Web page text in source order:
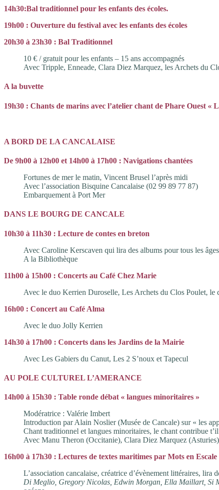
14h30:Bal traditionnel pour les enfants des écoles.
19h00 : Ouverture du festival avec les enfants des écoles
20h30 à 23h30 : Bal Traditionnel
10 € / gratuit pour les enfants – 15 ans accompagnés
Avec Tripple, Enneade, Clara Diez Marquez, les Archets du
A la buvette
19h30 : Chants de marins avec l’atelier chant de Phare Ouest «
A BORD DE LA CANCALAISE
De 9h00 à 12h00 et 14h00 à 17h00 : Navigations chantées
Fortunes de mer le matin, Vincent Brusel l’après midi
Avec l’association Bisquine Cancalaise (02 99 89 77 87)
Embarquement à Port Mer
DANS LE BOURG DE CANCALE
10h30 à 11h30 : Lecture de contes en breton
Avec Caroline Kerscaven qui lira des albums pour tous les
A la Bibliothèque
11h00 à 15h00 : Concerts au Café Chez Marie
Avec le duo Kerrien Duroselle, Les Archets du Clos Poulet,
16h00 : Concert au Café Alma
Avec le duo Jolly Kerrien
14h30 à 17h00 : Concerts dans les Jardins de la Mairie
Avec Les Gabiers du Canut, Les 2 S’noux et Tapecul
AU POLE CULTUREL L’AMERANCE
14h00 à 15h30 : Table ronde débat « langues minoritaires »
Modératrice : Valérie Imbert
Introduction par Alain Noslier (Musée de Cancale) sur « les
Chant traditionnel et langues minoritaires, le chant contribue
Avec Manu Theron (Occitanie), Clara Diez Marquez
16h00 à 17h30 : Lectures de textes maritimes par Mots en Escale
L’association cancalaise, créatrice d’évènement littéraires,
Di Meglio, Gregory Nicolas, Edwin Morgan, Ella Maillart, Si